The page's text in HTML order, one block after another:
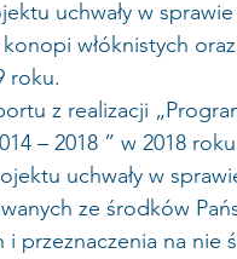
uchwały w
włóknistych
roku.
z realizacji
– 2018 ” w 2018
uchwały w
ze środków
i przeznaczenia na nie